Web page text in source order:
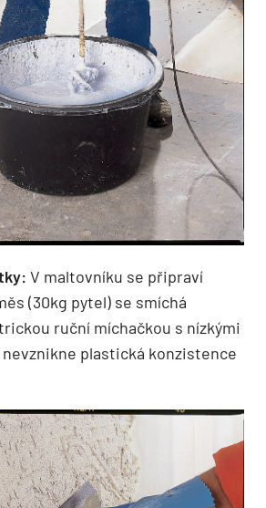
V maltovníku se připraví
(30kg pytel) se smíchá
ruční míchačkou s nízkými
plastická konzistence